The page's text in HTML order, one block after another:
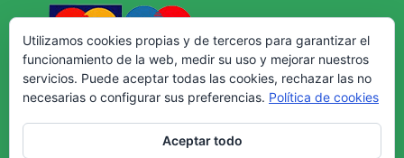
Utilizamos cookies propias y de terceros para garantizar el
funcionamiento de la web, medir su uso y mejorar nuestros
servicios. Puede aceptar todas las cookies, rechazar las no
necesarias o configurar sus preferencias. Política de cookies
Aceptar todo